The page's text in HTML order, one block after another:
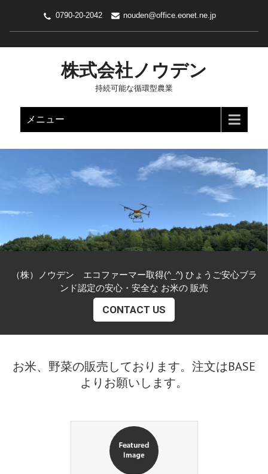
0790-20-2042 nouden@office.eonet.ne.jp
株式会社ノウデン
持続可能な循環型農業
メニュー
（株）ノウデン エコファーマー取得(^_^) ひょうご安心ブラ
ンド認定の安心・安全な お米の 販売
CONTACT US
お米、野菜の販売しております。注文はBASE
よりお願いします。